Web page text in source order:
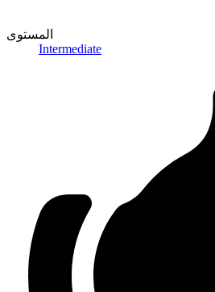
المستوى
Intermediate